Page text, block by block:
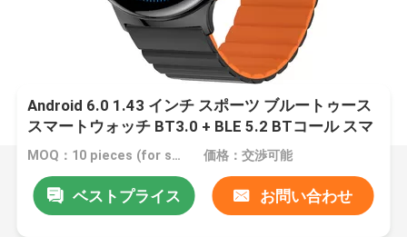
Android 6.0 1.43 インチ スポーツ ブルートゥース
スマートウォッチ BT3.0 + BLE 5.2 BTコール スマ
ートウォッチ
MOQ：10 pieces (for sample) 価格：交渉可能
ベストプライス お問い合わせ